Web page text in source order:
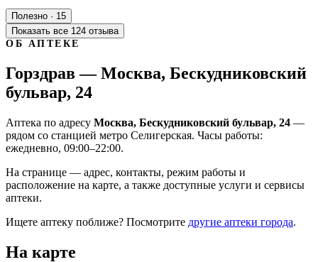
Полезно · 15
Показать все 124 отзыва
ОБ АПТЕКЕ
Горздрав — Москва, Бескудниковский
бульвар, 24
Аптека по адресу Москва, Бескудниковский бульвар, 24 —
рядом со станцией метро Селигерская. Часы работы:
ежедневно, 09:00–22:00.
На странице — адрес, контакты, режим работы и
расположение на карте, а также доступные услуги и сервисы
аптеки.
Ищете аптеку поближе? Посмотрите другие аптеки города.
На карте